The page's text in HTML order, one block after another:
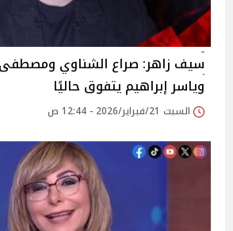
سيف زاهر: صراع الشناوي
وياسر إبراهيم يتفوق حاليًا
السبت 21/فبراير/2026 - 12:44 ص